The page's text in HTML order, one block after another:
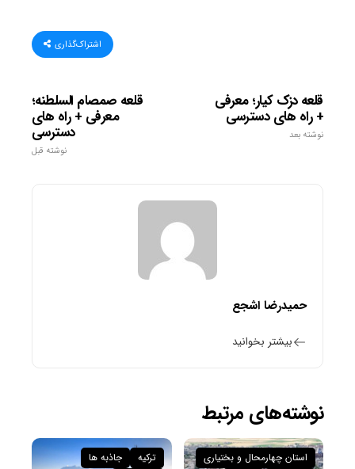
اشتراک‌گذاری
قلعه صمصام السلطنه؛
معرفی + راه های
دسترسی
نوشته قبل
قلعه دزک کیار؛ معرفی
+ راه های دسترسی
نوشته بعد
حمیدرضا اشجع
بیشتر بخوانید
نوشته‌های مرتبط
استان چهارمحال و بختیاری
ترکیه
جاذبه ها